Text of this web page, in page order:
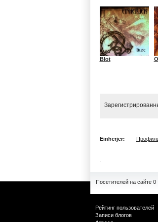
Blot
Einherjer:
Посетителей на сайте 0
Рейтинг пользователей
Записи блогов